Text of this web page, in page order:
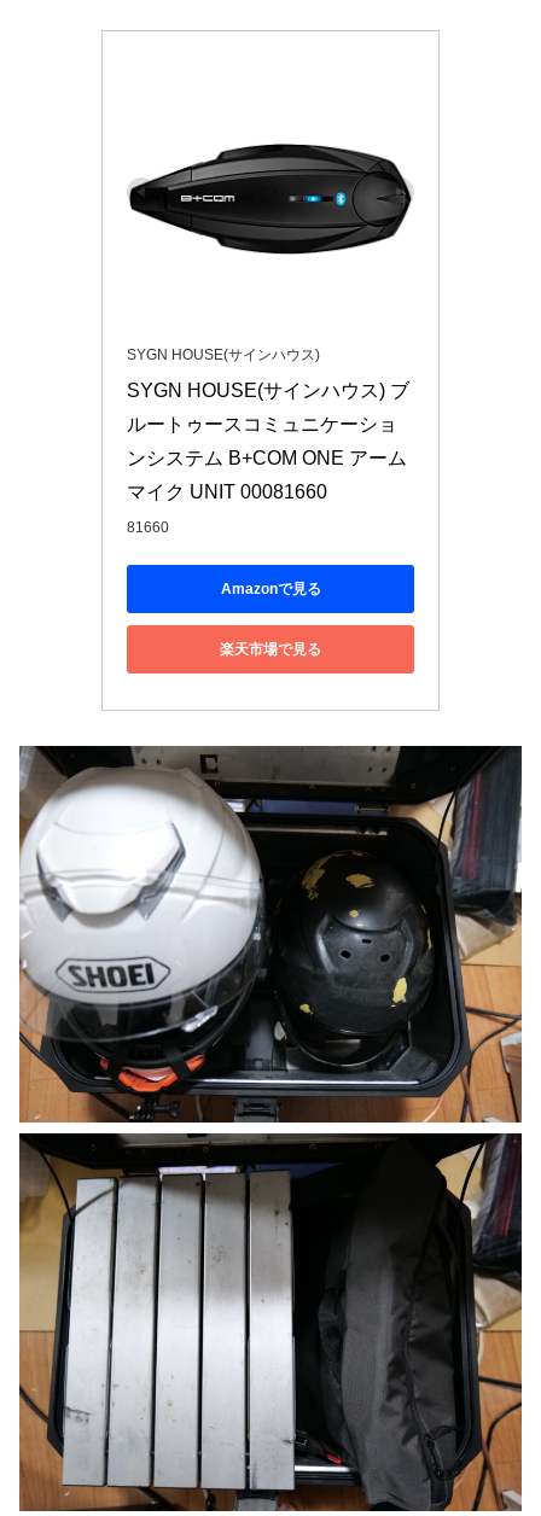
SYGN HOUSE(サインハウス)
SYGN HOUSE(サインハウス) ブ
ルートゥースコミュニケーショ
ンシステム B+COM ONE アーム
マイク UNIT 00081660
81660
Amazonで見る
楽天市場で見る